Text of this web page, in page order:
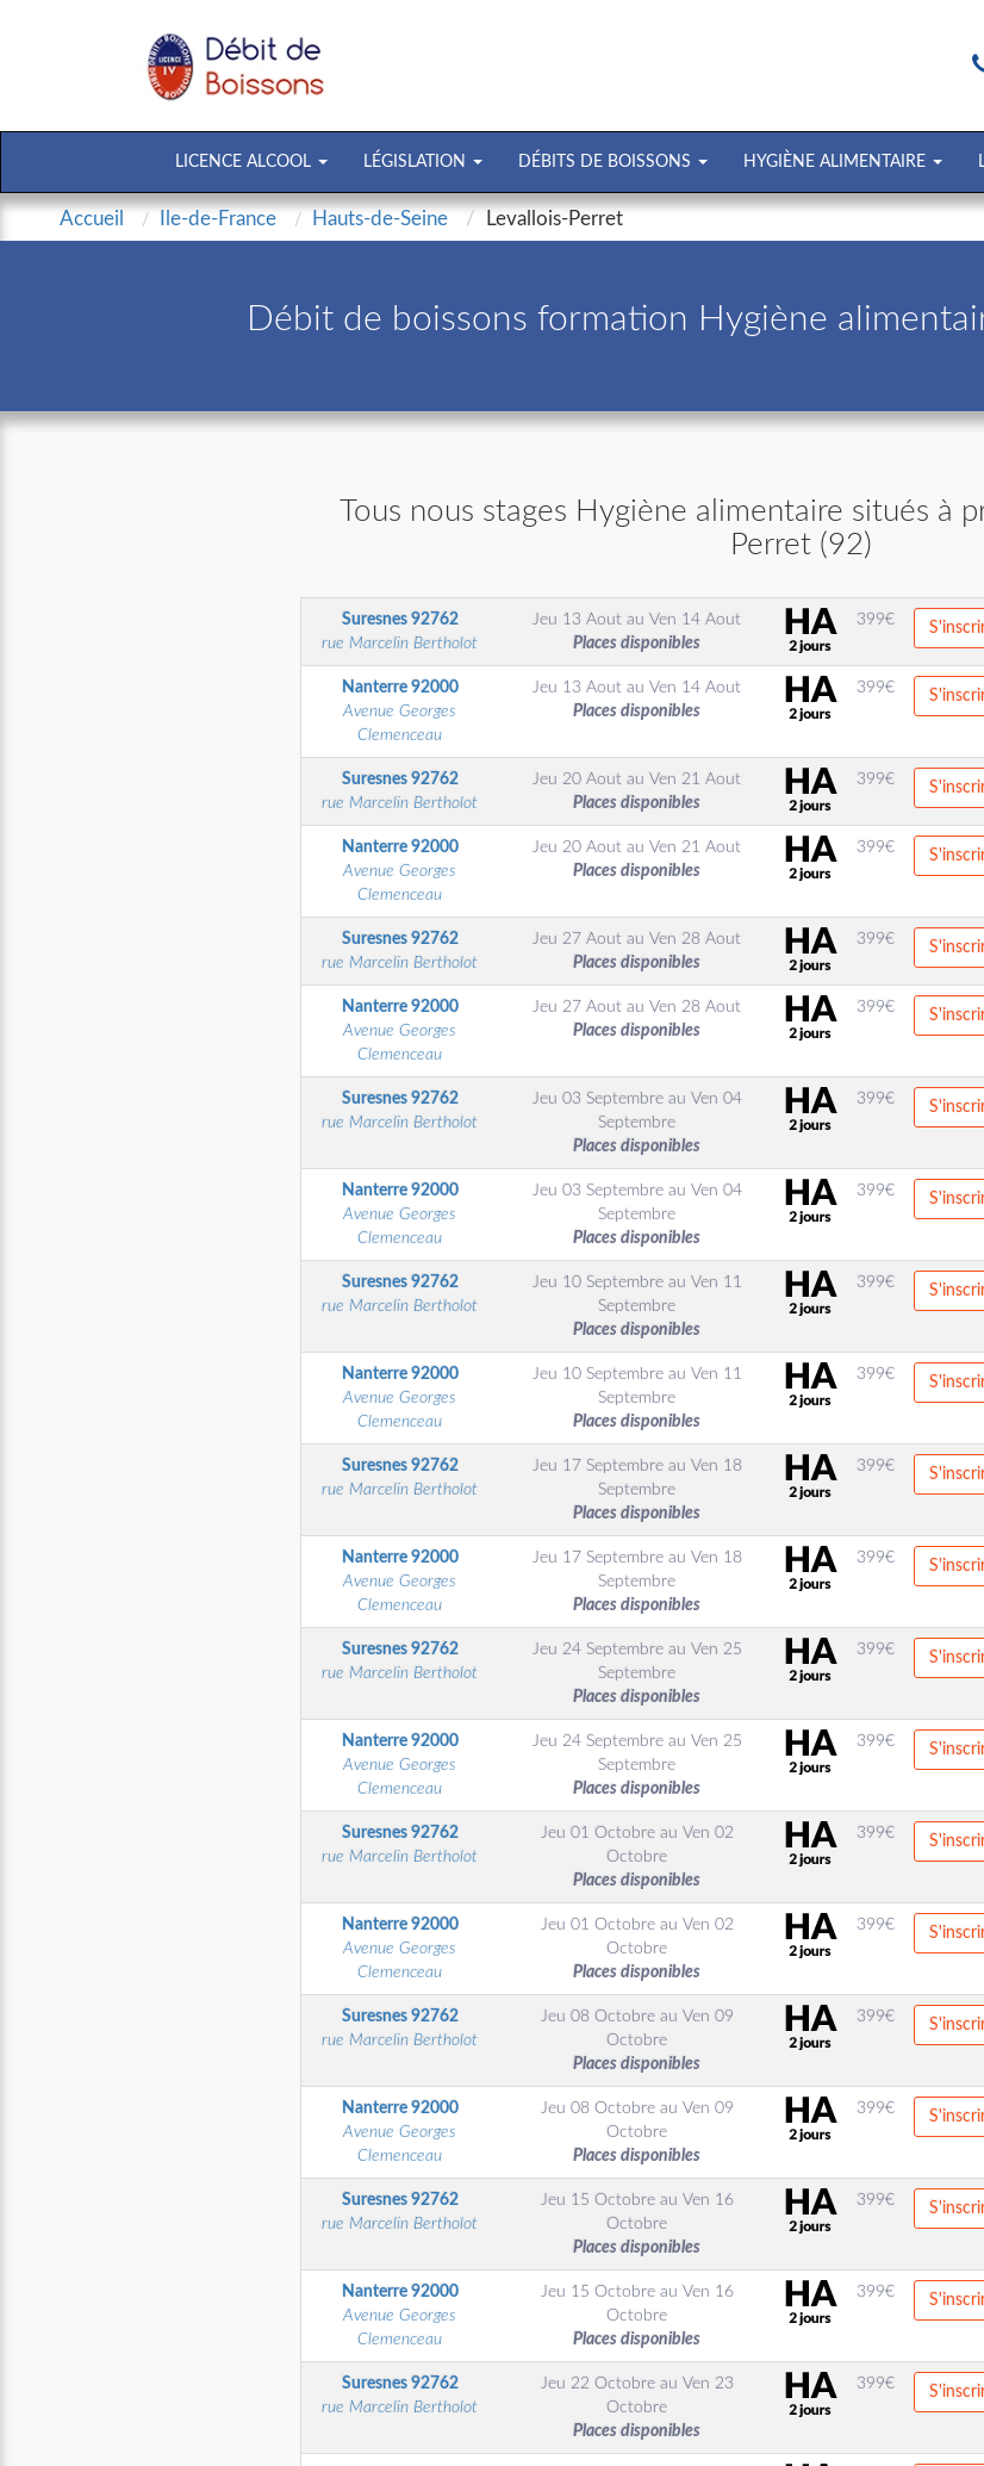
LICENCE ALCOOL LÉGISLATION DÉBITS DE BOISSONS HYGIÈNE ALIMENTAIRE
Accueil Ile-de-France Hauts-de-Seine Levallois-Perret
Débit de boissons formation Hygiène
Tous nous stages Hygiène alimentaire situés à
Perret (92)
Suresnes 92762
rue Marcelin Bertholot
Jeu 13 Aout auVen 14 Aout
Places disponibles
399€
Nanterre 92000
Avenue Georges
Clemenceau
Jeu 13 Aout auVen 14 Aout
Places disponibles
399€
Suresnes 92762
rue Marcelin Bertholot
Jeu 20 Aout auVen 21 Aout
Places disponibles
399€
Nanterre 92000
Avenue Georges
Clemenceau
Jeu 20 Aout auVen 21 Aout
Places disponibles
399€
Suresnes 92762
rue Marcelin Bertholot
Jeu 27 Aout auVen 28 Aout
Places disponibles
399€
Nanterre 92000
Avenue Georges
Clemenceau
Jeu 27 Aout auVen 28 Aout
Places disponibles
399€
Suresnes 92762
rue Marcelin Bertholot
Jeu 03 Septembreau Ven 04
Septembre
Places disponibles
399€
Nanterre 92000
Avenue Georges
Clemenceau
Jeu 03 Septembreau Ven 04
Septembre
Places disponibles
399€
Suresnes 92762
rue Marcelin Bertholot
Jeu 10 Septembreau Ven 11
Septembre
Places disponibles
399€
Nanterre 92000
Avenue Georges
Clemenceau
Jeu 10 Septembreau Ven 11
Septembre
Places disponibles
399€
Suresnes 92762
rue Marcelin Bertholot
Jeu 17 Septembreau Ven 18
Septembre
Places disponibles
399€
Nanterre 92000
Avenue Georges
Clemenceau
Jeu 17 Septembreau Ven 18
Septembre
Places disponibles
399€
Suresnes 92762
rue Marcelin Bertholot
Jeu 24 Septembreau Ven 25
Septembre
Places disponibles
399€
Nanterre 92000
Avenue Georges
Clemenceau
Jeu 24 Septembreau Ven 25
Septembre
Places disponibles
399€
Suresnes 92762
rue Marcelin Bertholot
Jeu 01 Octobreau Ven 02
Octobre
Places disponibles
399€
Nanterre 92000
Avenue Georges
Clemenceau
Jeu 01 Octobreau Ven 02
Octobre
Places disponibles
399€
Suresnes 92762
rue Marcelin Bertholot
Jeu 08 Octobreau Ven 09
Octobre
Places disponibles
399€
Nanterre 92000
Avenue Georges
Clemenceau
Jeu 08 Octobreau Ven 09
Octobre
Places disponibles
399€
Suresnes 92762
rue Marcelin Bertholot
Jeu 15 Octobreau Ven 16
Octobre
Places disponibles
399€
Nanterre 92000
Avenue Georges
Clemenceau
Jeu 15 Octobreau Ven 16
Octobre
Places disponibles
399€
Suresnes 92762
rue Marcelin Bertholot
Jeu 22 Octobreau Ven 23
Octobre
Places disponibles
399€